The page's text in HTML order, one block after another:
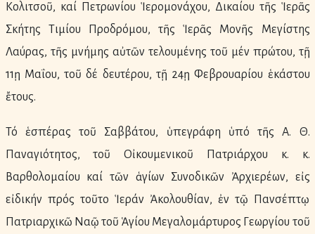
Κολιτσοῦ, καί Πετρωνίου Ἱερομονάχου, Δικαίου τῆς Ἱερᾶς
Σκήτης Τιμίου Προδρόμου, τῆς Ἱερᾶς Μονῆς Μεγίστης
Λαύρας, τῆς μνήμης αὐτῶν τελουμένης τοῦ μέν πρώτου, τῇ
11ῃ Μαΐου, τοῦ δέ δευτέρου, τῇ 24ῃ Φεβρουαρίου ἑκάστου
ἔτους.
Τό ἑσπέρας τοῦ Σαββάτου, ὑπεγράφη ὑπό τῆς Α. Θ.
Παναγιότητος, τοῦ Οἰκουμενικοῦ Πατριάρχου κ. κ.
Βαρθολομαίου καί τῶν ἁγίων Συνοδικῶν Ἀρχιερέων, εἰς
εἰδικήν πρός τοῦτο Ἱεράν Ἀκολουθίαν, ἐν τῷ Πανσέπτῳ
Πατριαρχικῶ Ναῷ τοῦ Ἁγίου Μεγαλομάρτυρος Γεωργίου τοῦ